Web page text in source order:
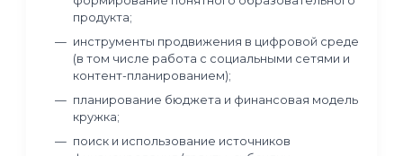
усложнением содержания;
примеры учебных заданий и
работ;
проектирование и сборка учебных
беспилотных систем;
организация проектной деятельности